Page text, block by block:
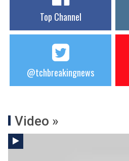
Top Channel
@tchbreakingnews
Video »